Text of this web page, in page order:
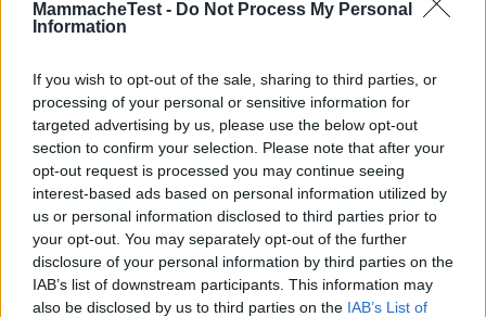
MammacheTest - Do Not Process My Personal
Information
If you wish to opt-out of the sale, sharing to third parties, or
processing of your personal or sensitive information for
targeted advertising by us, please use the below opt-out
section to confirm your selection. Please note that after your
opt-out request is processed you may continue seeing
interest-based ads based on personal information utilized by
us or personal information disclosed to third parties prior to
your opt-out. You may separately opt-out of the further
disclosure of your personal information by third parties on the
IAB’s list of downstream participants. This information may
also be disclosed by us to third parties on the IAB’s List of
Scrivi una recensione
Effettua l'accesso per scrivere una recensione
Non sei ancora iscritta a
MammacheTest?
ISCRIVITI